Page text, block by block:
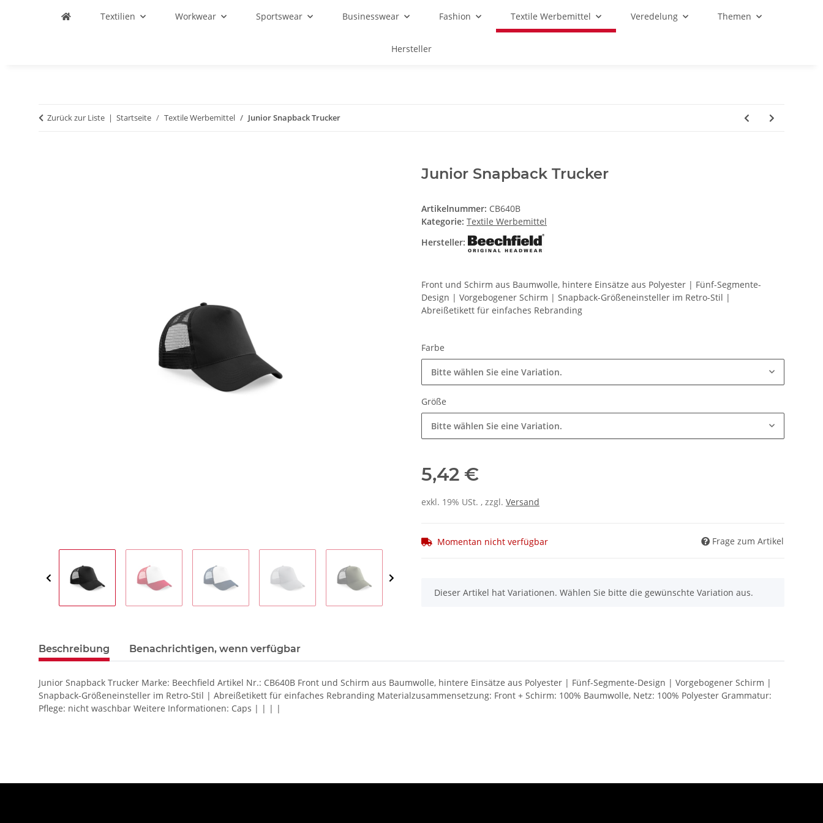
Textilien Workwear Sportswear Businesswear Fashion Textile Werbemittel Veredelung Themen
Hersteller
Zurück zur Liste Startseite Textile Werbemittel Junior Snapback Trucker
Junior Snapback Trucker
Artikelnummer: CB640B
Kategorie: Textile Werbemittel
Hersteller:
Front und Schirm aus Baumwolle, hintere Einsätze aus Polyester | Fünf-Segmente-
Design | Vorgebogener Schirm | Snapback-Größeneinsteller im Retro-Stil |
Abreißetikett für einfaches Rebranding
Farbe
Bitte wählen Sie eine Variation.
Größe
Bitte wählen Sie eine Variation.
5,42 €
exkl. 19% USt. , zzgl. Versand
Momentan nicht verfügbar Frage zum Artikel
x
Dieser Artikel hat Variationen. Wählen Sie bitte die gewünschte Variation aus.
Beschreibung Benachrichtigen, wenn verfügbar
Junior Snapback Trucker Marke: Beechfield Artikel Nr.: CB640B Front und Schirm aus Baumwolle, hintere Einsätze aus Polyester | Fünf-Segmente-Design | Vorgebogener Schirm |
Snapback-Größeneinsteller im Retro-Stil | Abreißetikett für einfaches Rebranding Materialzusammensetzung: Front + Schirm: 100% Baumwolle, Netz: 100% Polyester Grammatur:
Pflege: nicht waschbar Weitere Informationen: Caps | | | |